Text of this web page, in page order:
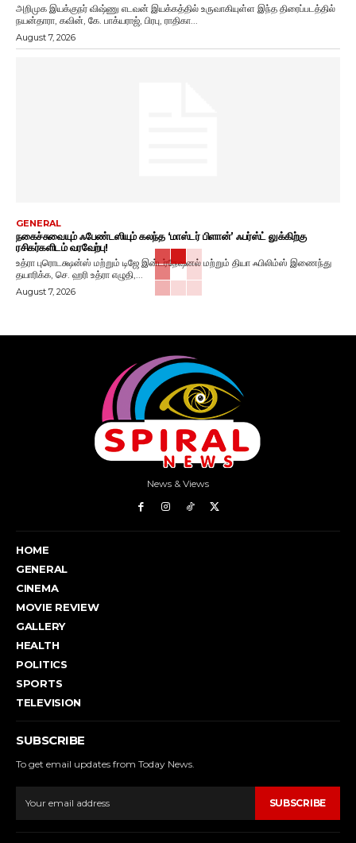
அறிமுக இயக்குநர் விஷ்ணு எடவன் இயக்கத்தில் உருவாகியுள்ள இந்த திரைப்படத்தில்
நயன்தாரா, கவின், கே. பாக்யராஜ், பிரபு, ராதிகா...
August 7, 2026
GENERAL
நகைச்சுவையும் ஃபேண்டஸியும் கலந்த ‘மாஸ்டர் பிளான்’ ஃபர்ஸ்ட் லுக்கிற்கு
ரசிகர்களிடம் வரவேற்பு!
உத்ரா புரொடக்ஷன்ஸ் மற்றும் டிஜே இன்டர்நேஷனல் மற்றும் தியா ஃபிலிம்ஸ் இணைந்து
தயாரிக்க, செ. ஹரி உத்ரா எழுதி,...
August 7, 2026
News & Views
HOME
GENERAL
CINEMA
MOVIE REVIEW
GALLERY
HEALTH
POLITICS
SPORTS
TELEVISION
SUBSCRIBE
To get email updates from Today News.
SUBSCRIBE